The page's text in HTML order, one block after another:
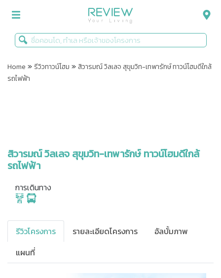
รีวิวคอนโด
Infographic
ข่าวโปรโมชั่น
Home » รีวิวทาวน์โฮม » สิวารมณ์ วิลเลจ สุขุมวิท-เทพารักษ์ ทาวน์โฮมดีใกล้
รถไฟฟ้า
สิวารมณ์ วิลเลจ สุขุมวิท-เทพารักษ์ ทาวน์โฮมดีใกล้
รถไฟฟ้า
การเดินทาง
รีวิวโครงการ รายละเอียดโครงการ
อัลบั้มภาพ
แผนที่